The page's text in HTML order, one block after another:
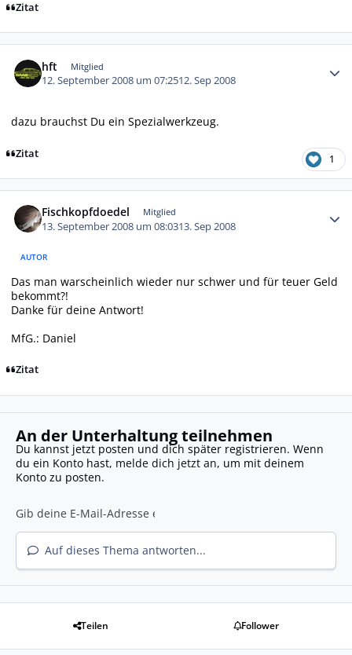
Zitat
hft Mitglied
12. September 2008 um 07:2512. Sep 2008
dazu brauchst Du ein Spezialwerkzeug.
Zitat 1
Fischkopfdoedel Mitglied
13. September 2008 um 08:0313. Sep 2008
AUTOR
Das man warscheinlich wieder nur schwer und für teuer Geld
bekommt?!
Danke für deine Antwort!
MfG.: Daniel
Zitat
An der Unterhaltung teilnehmen
Du kannst jetzt posten und dich später registrieren. Wenn
du ein Konto hast, melde dich jetzt an, um mit deinem
Konto zu posten.
Auf dieses Thema antworten...
Teilen Follower